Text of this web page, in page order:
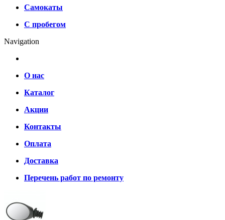
Самокаты
С пробегом
Navigation
О нас
Каталог
Акции
Контакты
Оплата
Доставка
Перечень работ по ремонту